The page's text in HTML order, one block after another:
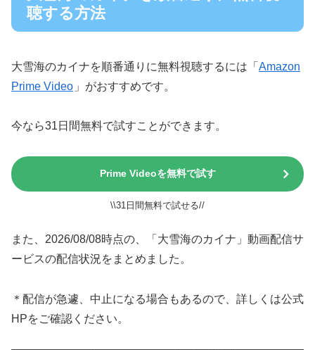
聴する方法
大雪海のカイナを順番通りに無料視聴するには「 Amazon
Prime Video 」がおすすめです。
今なら31日間無料で試すことができます。
Prime Videoを無料で試す
\\31日間無料で試せる//
また、2026/08/08時点の、「大雪海のカイナ」動画配信サ
ービスの配信状況をまとめました。
＊配信が急遽、中止になる場合もあるので、詳しくは公式
HPをご確認ください。